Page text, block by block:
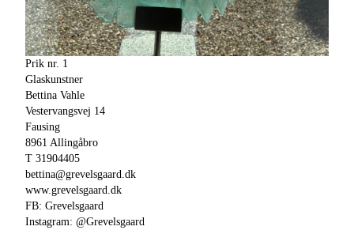
Prik nr. 1
Glaskunstner
Bettina Vahle
Vestervangsvej 14
Fausing
8961 Allingåbro
T 31904405
bettina@grevelsgaard.dk
www.grevelsgaard.dk
FB: Grevelsgaard
Instagram: @Grevelsgaard